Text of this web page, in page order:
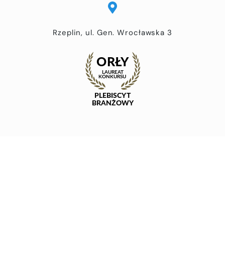
Rzeplin, ul. Gen. Wrocławska 3